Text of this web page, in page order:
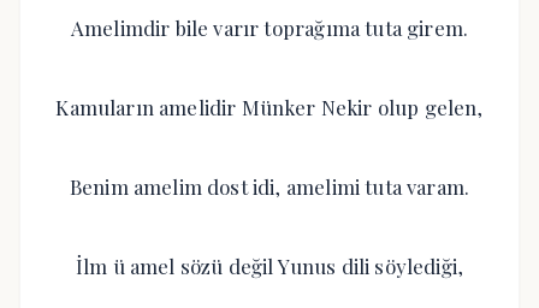
Amelimdir bile varır toprağıma tuta girem.
Kamuların amelidir Münker Nekir olup gelen,
Benim amelim dost idi, amelimi tuta varam.
İlm ü amel sözü değil Yunus dili söylediği,